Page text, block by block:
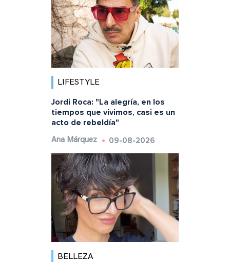
LIFESTYLE
Jordi Roca: "La alegría, en los
tiempos que vivimos, casi es un
acto de rebeldía"
Ana Márquez 09-08-2026
BELLEZA